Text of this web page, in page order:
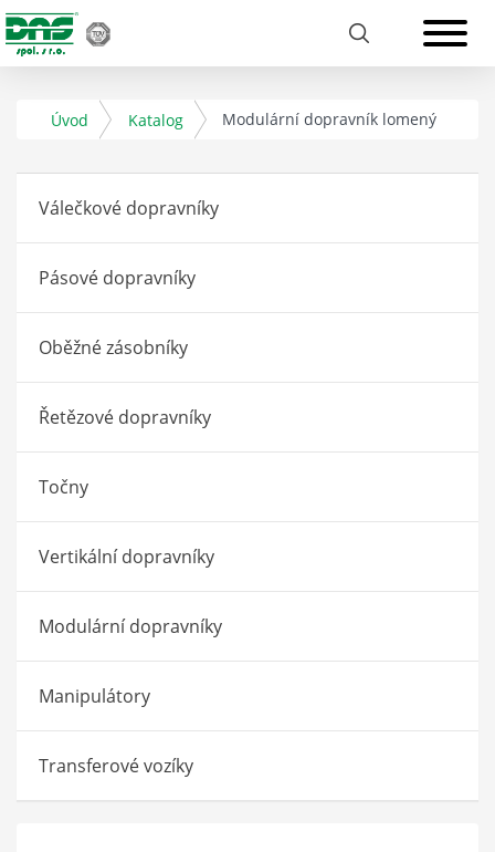
Úvod Katalog Modulární dopravník lomený
Válečkové dopravníky
Pásové dopravníky
Oběžné zásobníky
Řetězové dopravníky
Točny
Vertikální dopravníky
Modulární dopravníky
Manipulátory
Transferové vozíky